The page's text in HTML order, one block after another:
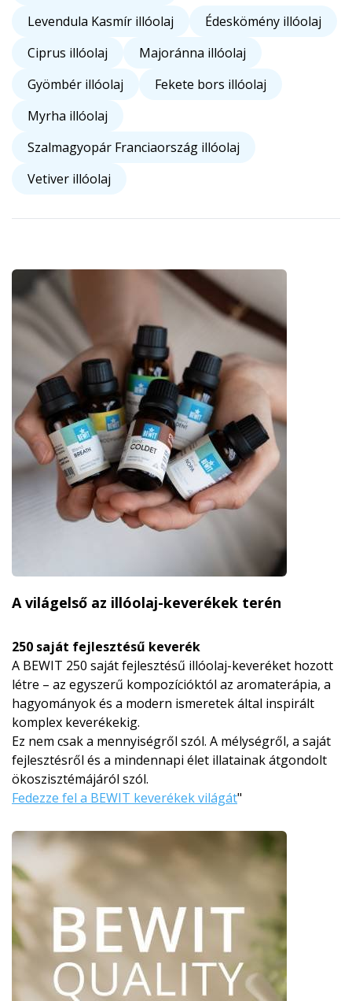
Levendula Kasmír illóolaj
Édeskömény illóolaj
Ciprus illóolaj
Majoránna illóolaj
Gyömbér illóolaj
Fekete bors illóolaj
Myrha illóolaj
Szalmagyopár Franciaország illóolaj
Vetiver illóolaj
A világelső az illóolaj-keverékek terén
250 saját fejlesztésű keverék
A BEWIT 250 saját fejlesztésű illóolaj-keveréket hozott
létre – az egyszerű kompozícióktól az aromaterápia, a
hagyományok és a modern ismeretek által inspirált
komplex keverékekig.
Ez nem csak a mennyiségről szól. A mélységről, a saját
fejlesztésről és a mindennapi élet illatainak átgondolt
ökoszisztémájá­ról szól.
Fedezze fel a BEWIT keverékek világát"